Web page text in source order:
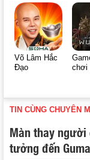
Võ Lâm Hắc
Đạo
chơi
TIN CÙNG CHUYÊN
Màn thay
tưởng đến